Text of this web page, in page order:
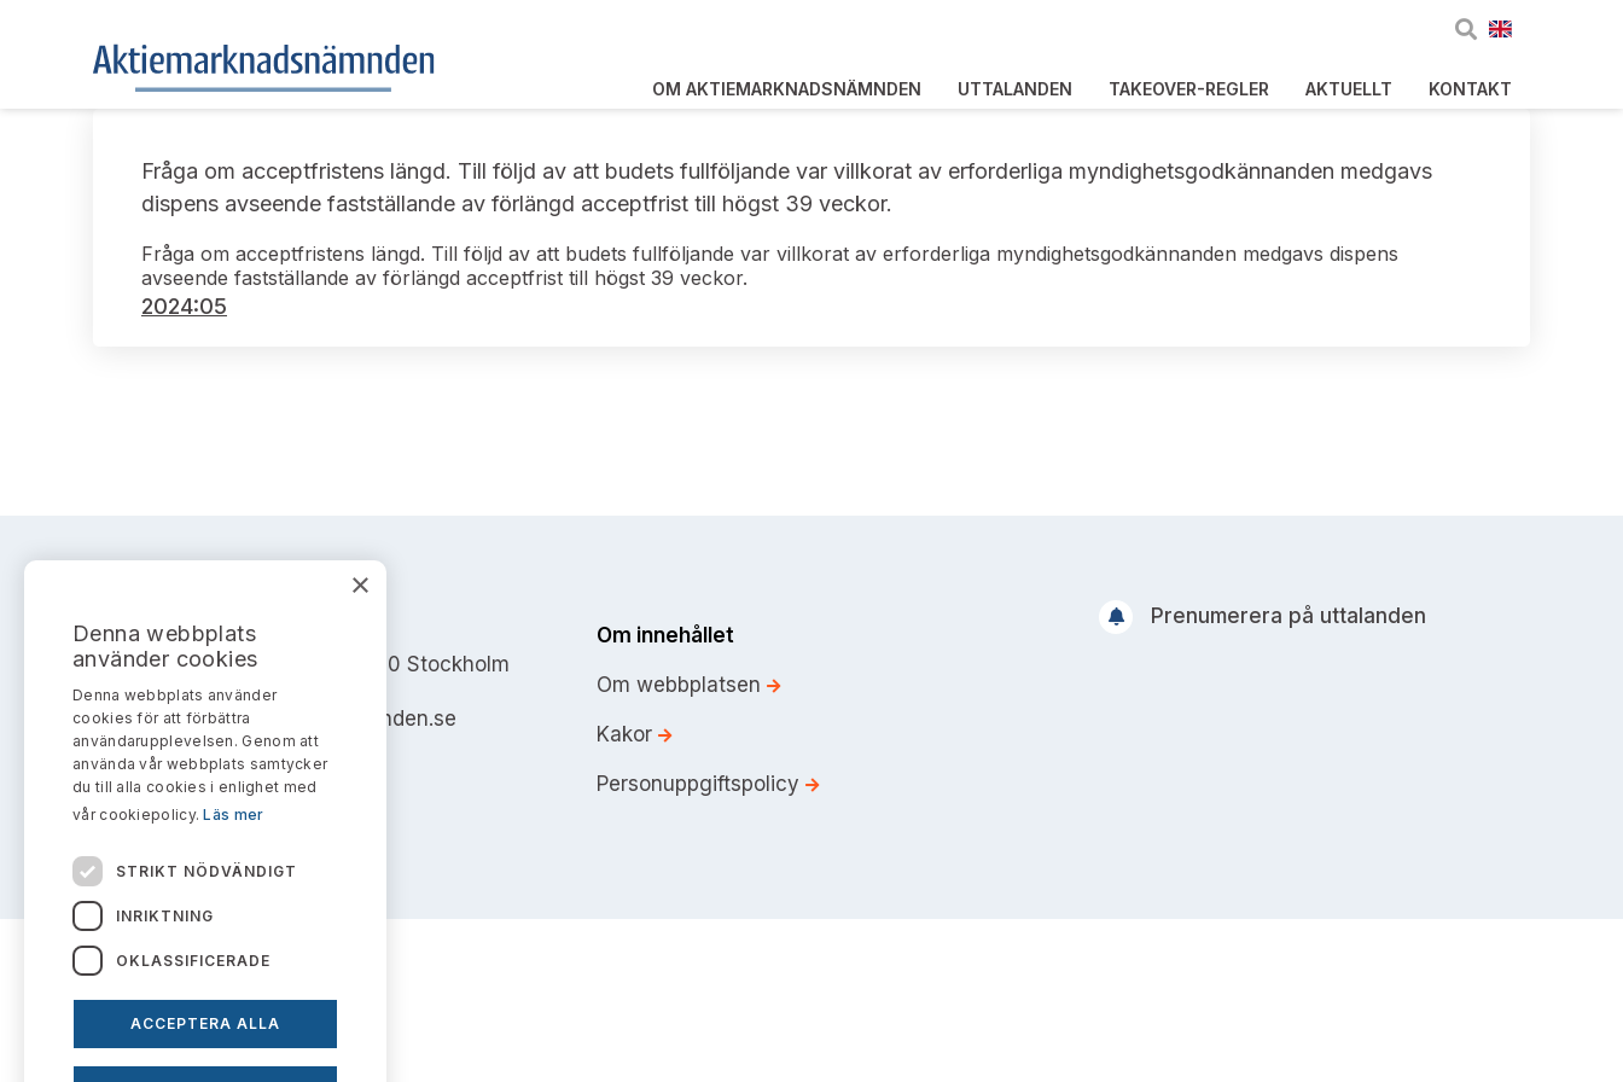
OM AKTIEMARKNADSNÄMNDEN UTTALANDEN TAKEOVER-REGLER AKTUELLT KONTAKT
Fråga om acceptfristens längd. Till följd av att budets fullföljande var villkorat av erforderliga myndighetsgodkännanden medgavs
dispens avseende fastställande av förlängd acceptfrist till högst 39 veckor.
Fråga om acceptfristens längd. Till följd av att budets fullföljande var villkorat av erforderliga myndighetsgodkännanden medgavs dispens
avseende fastställande av förlängd acceptfrist till högst 39 veckor.
2024:05
Address: Box 7354, 103 90 Stockholm
info@aktiemarknadsnamnden.se
Om innehållet
Om webbplatsen
Kakor
Personuppgiftspolicy
Prenumerera på uttalanden
×
Denna webbplats
använder cookies
Denna webbplats använder
cookies för att förbättra
användarupplevelsen. Genom att
använda vår webbplats samtycker
du till alla cookies i enlighet med
vår cookiepolicy.Läs mer
STRIKT NÖDVÄNDIGT
INRIKTNING
OKLASSIFICERADE
ACCEPTERA ALLA